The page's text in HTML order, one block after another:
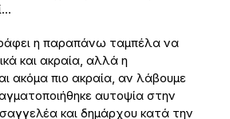
η παραπάνω ταμπέλα να
και ακραία, αλλά η
ακόμα πιο ακραία, αν λάβουμε
αυτοψία στην
και δημάρχου κατά την